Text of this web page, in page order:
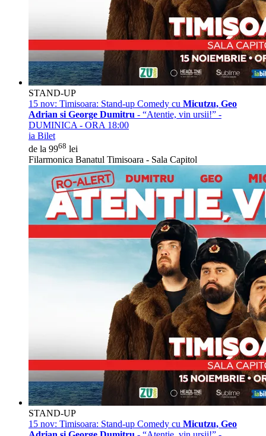
STAND-UP
15 nov: Timisoara: Stand-up Comedy cu Micutzu, Geo
Adrian si George Dumitru - “Atentie, vin ursii!” -
DUMINICA - ORA 18:00
ia Bilet
de la 9968 lei
Filarmonica Banatul Timisoara - Sala Capitol
STAND-UP
15 nov: Timisoara: Stand-up Comedy cu Micutzu, Geo